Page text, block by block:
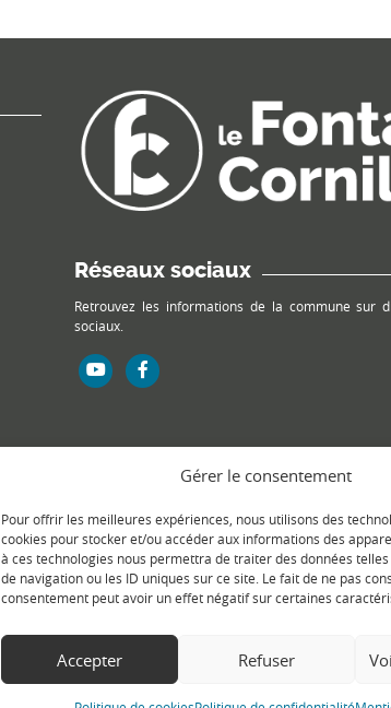
Gérer le consentement
Pour offrir les meilleures expériences, nous utilisons des
cookies pour stocker et/ou accéder aux informations des
à ces technologies nous permettra de traiter des données
de navigation ou les ID uniques sur ce site. Le fait de ne pas
consentement peut avoir un effet négatif sur certaines
Accepter Refuser
Réseaux sociaux
Retrouvez les informations de la commune sur
sociaux.